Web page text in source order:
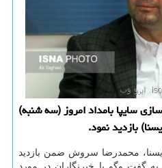
سایپا بامداد امروز (سه شنبه)
بازدید نمود.
محمدرضا سروش ضمن بازدید